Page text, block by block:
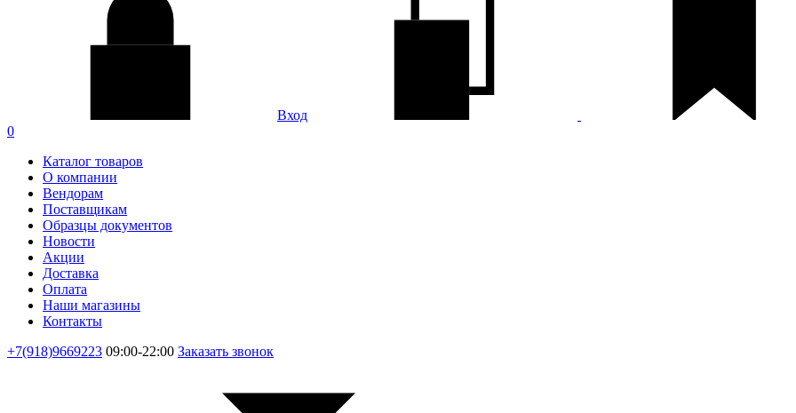
Вход
0
Каталог товаров
О компании
Вендорам
Поставщикам
Образцы документов
Новости
Акции
Доставка
Оплата
Наши магазины
Контакты
+7(918)9669223 09:00-22:00 Заказать звонок